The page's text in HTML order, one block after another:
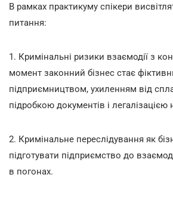
В рамках практикуму спікери
питання:
1. Кримінальні ризики взаємодії з
момент законний бізнес стає
підприємництвом, ухиленням від
підробкою документів і легалізацією
2. Кримінальне переслідування як
підготувати підприємство до
в погонах.